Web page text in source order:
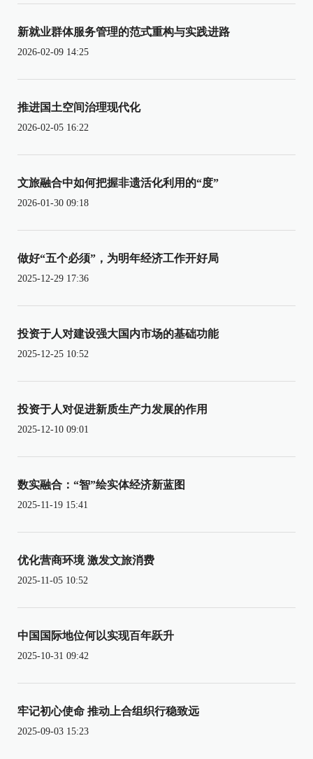
新就业群体服务管理的范式重构与实践进路
2026-02-09 14:25
推进国土空间治理现代化
2026-02-05 16:22
文旅融合中如何把握非遗活化利用的“度”
2026-01-30 09:18
做好“五个必须”，为明年经济工作开好局
2025-12-29 17:36
投资于人对建设强大国内市场的基础功能
2025-12-25 10:52
投资于人对促进新质生产力发展的作用
2025-12-10 09:01
数实融合：“智”绘实体经济新蓝图
2025-11-19 15:41
优化营商环境 激发文旅消费
2025-11-05 10:52
中国国际地位何以实现百年跃升
2025-10-31 09:42
牢记初心使命 推动上合组织行稳致远
2025-09-03 15:23